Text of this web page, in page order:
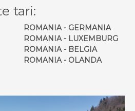
tari:
ROMANIA - GERMANIA
ROMANIA - LUXEMBURG
ROMANIA - BELGIA
ROMANIA - OLANDA